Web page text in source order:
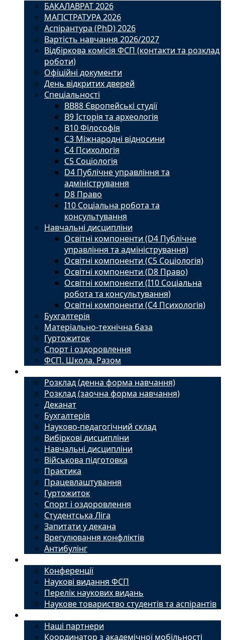
БАКАЛАВРАТ 2026
МАГІСТРАТУРА 2026
Аспірантура (PhD) 2026
Вартість навчання 2026/2027
Відбіркова комісія ФСП (контакти та розклад
роботи)
Офіційні документи
День відкритих дверей
Спеціальності
BВ88 Європейські студії
B9 Історія та археологія
B10 Філософія
C3 Міжнародні відносини
C4 Психологія
С5 Соціологія
D4 Публічне управління та
адміністрування
D8 Право
I10 Соціальна робота та
консультування
Навчальні дисципліни
Освітні компоненти (D4 Публічне
управління та адміністрування)
Освітні компоненти (С5 Соціологія)
Освітні компоненти (D8 Право)
Освітні компоненти (I10 Соціальна
робота та консультування)
Освітні компоненти (С4 Психологія)
Бухгалтерія
Матеріально-технічна база
Гуртожиток
Спорт і оздоровлення
ФСП. Школа. Разом
Розклад (денна форма навчання)
Розклад (заочна форма навчання)
Деканат
Бухгалтерія
Науково-педагогічний склад
Вибіркові дисципліни
Навчальні дисципліни
Військова підготовка
Практика
Працевлаштування
Гуртожиток
Спорт і оздоровлення
Студентська Ліга
Запитати у декана
Врегулювання конфліктів
Антибулінг
Конференції
Наукові видання ФСП
Перелік наукових видань
Наукове товариство студентів та аспірантів
Наші партнери
Координатор з академічної мобільності